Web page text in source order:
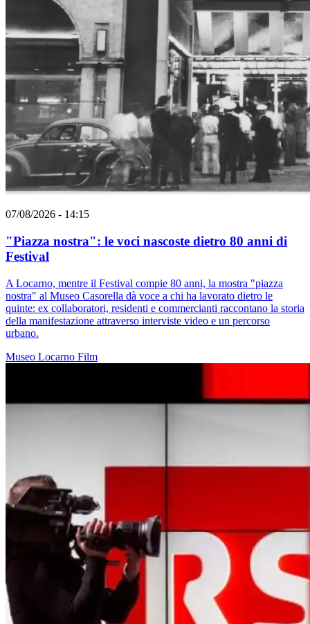
07/08/2026 - 14:15
"Piazza nostra": le voci nascoste dietro 80 anni di
Festival
A Locarno, mentre il Festival compie 80 anni, la mostra "piazza
nostra" al Museo Casorella dà voce a chi ha lavorato dietro le
quinte: ex collaboratori, residenti e commercianti raccontano la storia
della manifestazione attraverso interviste video e un percorso
urbano.
Museo Locarno Film